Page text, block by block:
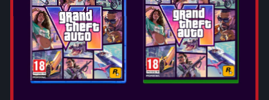
σύγχρονων κονσολών, το Resident Evil Requiem
προσφέρει ανατριχιαστικό ρεαλισμό όπως ποτέ άλλοτε
— με καθηλωτικές λεπτομέρειες στους χαρακτήρες, όπως
ρεαλιστικές εκφράσεις προσώπου, υφές δέρματος και
ακόμα και σταγόνες ιδρώτα υψηλής ευκρίνειας που θα
κρατήσουν τους παίκτες σε συνεχή εγρήγορση. Το